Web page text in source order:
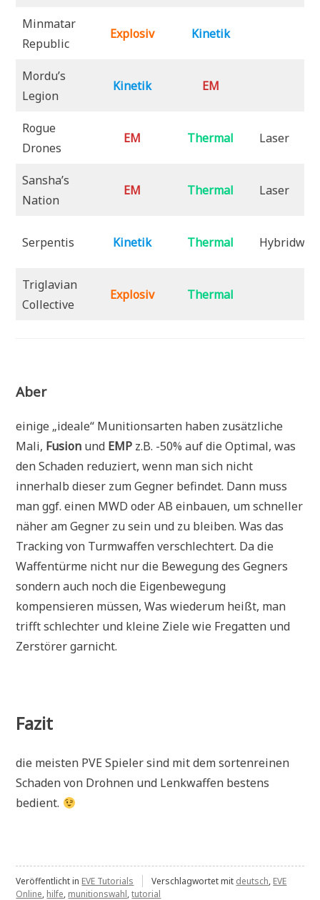
Minmatar
Republic
Explosiv Kinetik
Mordu’s
Legion
Kinetik EM
Rogue
Drones
EM Thermal Laser
Sansha’s
Nation
EM Thermal Laser
Serpentis Kinetik Thermal
Triglavian
Collective
Explosiv Thermal
Aber
einige „ideale“ Munitionsarten haben zusätzliche
Mali, Fusion und EMP z.B. -50% auf die Optimal, was
den Schaden reduziert, wenn man sich nicht
innerhalb dieser zum Gegner befindet. Dann muss
man ggf. einen MWD oder AB einbauen, um schneller
näher am Gegner zu sein und zu bleiben. Was das
Tracking von Turmwaffen verschlechtert. Da die
Waffentürme nicht nur die Bewegung des Gegners
sondern auch noch die Eigenbewegung
kompensieren müssen, Was wiederum heißt, man
trifft schlechter und kleine Ziele wie Fregatten und
Zerstörer garnicht.
Fazit
die meisten PVE Spieler sind mit dem sortenreinen
Schaden von Drohnen und Lenkwaffen bestens
bedient.
Veröffentlicht in EVE Tutorials Verschlagwortet mit deutsch, EVE
Online, hilfe, munitionswahl,tutorial